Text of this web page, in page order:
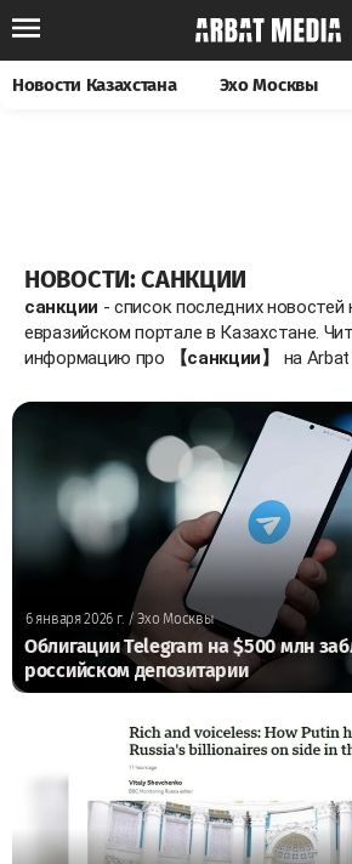
Новости Казахстана Эхо Москвы
НОВОСТИ: САНКЦИИ
санкции - список последних
евразийском портале в Казахстане.
информацию про
【санкции】 на
6 января 2026 г. / Эхо Москвы
Облигации Telegram на $500 млн
российском депозитарии